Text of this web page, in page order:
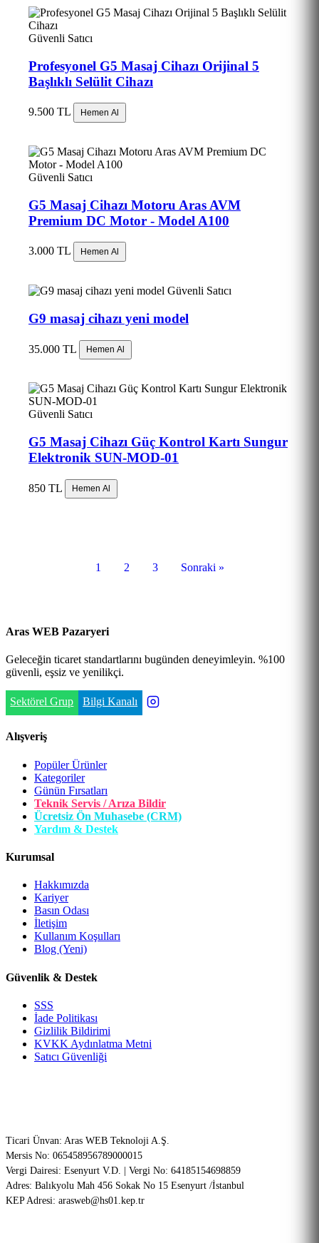
Güvenli Satıcı
Profesyonel G5 Masaj Cihazı Orijinal 5
Başlıklı Selülit Cihazı
9.500 TL Hemen Al
Güvenli Satıcı
G5 Masaj Cihazı Motoru Aras AVM
Premium DC Motor - Model A100
3.000 TL Hemen Al
Güvenli Satıcı
G9 masaj cihazı yeni model
35.000 TL Hemen Al
Güvenli Satıcı
G5 Masaj Cihazı Güç Kontrol Kartı Sungur
Elektronik SUN-MOD-01
850 TL Hemen Al
1 2 3 Sonraki »
Aras WEB Pazaryeri
Geleceğin ticaret standartlarını bugünden deneyimleyin. %100
güvenli, eşsiz ve yenilikçi.
Sektörel Grup Bilgi Kanalı
Alışveriş
Popüler Ürünler
Kategoriler
Günün Fırsatları
Teknik Servis / Arıza Bildir
Ücretsiz Ön Muhasebe (CRM)
Yardım & Destek
Kurumsal
Hakkımızda
Kariyer
Basın Odası
İletişim
Kullanım Koşulları
Blog (Yeni)
Güvenlik & Destek
SSS
İade Politikası
Gizlilik Bildirimi
KVKK Aydınlatma Metni
Satıcı Güvenliği
Ticari Ünvan: Aras WEB Teknoloji A.Ş.
Mersis No: 065458956789000015
Vergi Dairesi: Esenyurt V.D. | Vergi No: 64185154698859
Adres: Balıkyolu Mah 456 Sokak No 15 Esenyurt /İstanbul
KEP Adresi: arasweb@hs01.kep.tr